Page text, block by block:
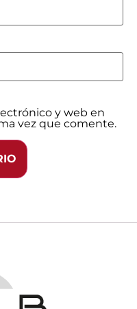
y web en
vez que comente.